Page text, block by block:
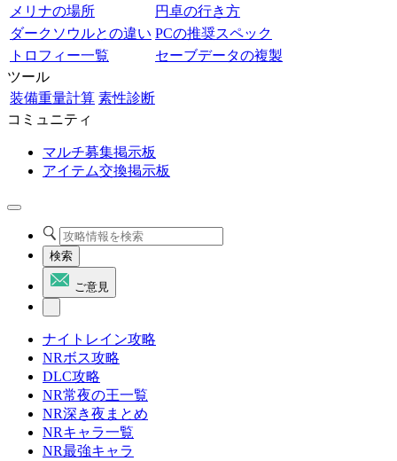
メリナの場所
円卓の行き方
ダークソウルとの違い PCの推奨スペック
トロフィー一覧
セーブデータの複製
ツール
装備重量計算 素性診断
コミュニティ
マルチ募集掲示板
アイテム交換掲示板
検索
ご意見
ナイトレイン攻略
NRボス攻略
DLC攻略
NR常夜の王一覧
NR深き夜まとめ
NRキャラ一覧
NR最強キャラ